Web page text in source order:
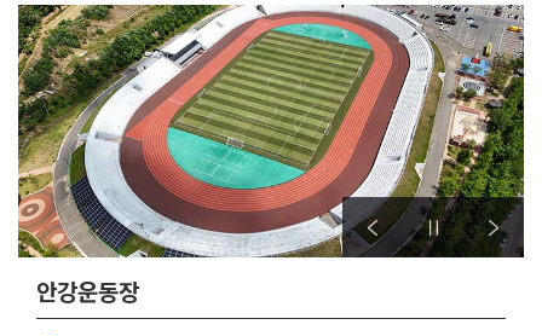
안강운동장